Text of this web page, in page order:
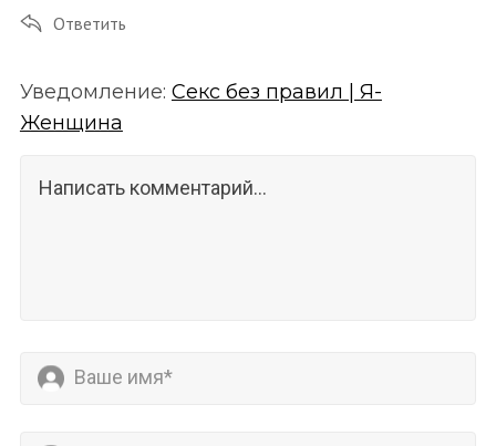
Ответить
Уведомление: Cекс без правил | Я-
Женщина